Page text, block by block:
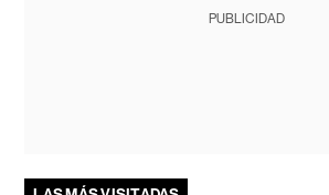
PUBLICIDAD